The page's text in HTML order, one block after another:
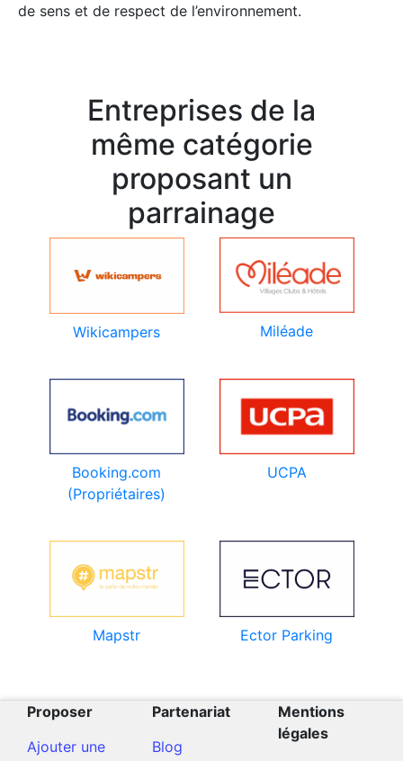
de sens et de respect de l’environnement.
Entreprises de la
même catégorie
proposant un
parrainage
Wikicampers Miléade
Booking.com
(Propriétaires)
UCPA
Mapstr Ector Parking
Proposer
Ajouter une
Partenariat
Blog
Mentions
légales